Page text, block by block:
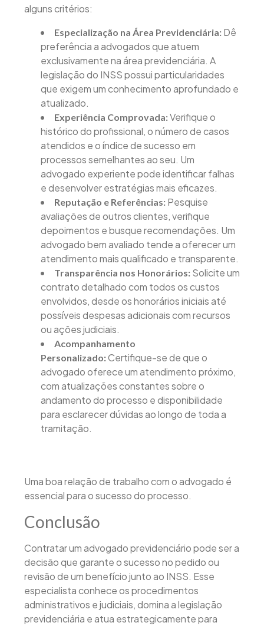
alguns critérios:
Especialização na Área Previdenciária: Dê
preferência a advogados que atuem
exclusivamente na área previdenciária. A
legislação do INSS possui particularidades
que exigem um conhecimento aprofundado e
atualizado.
Experiência Comprovada:Verifique o
histórico do profissional, o número de casos
atendidos e o índice de sucesso em
processos semelhantes ao seu. Um
advogado experiente pode identificar falhas
e desenvolver estratégias mais eficazes.
Reputação e Referências: Pesquise
avaliações de outros clientes, verifique
depoimentos e busque recomendações. Um
advogado bem avaliado tende a oferecer um
atendimento mais qualificado e transparente.
Transparência nos Honorários: Solicite um
contrato detalhado com todos os custos
envolvidos, desde os honorários iniciais até
possíveis despesas adicionais com recursos
ou ações judiciais.
Acompanhamento
Personalizado:Certifique-se de que o
advogado oferece um atendimento próximo,
com atualizações constantes sobre o
andamento do processo e disponibilidade
para esclarecer dúvidas ao longo de toda a
tramitação.
Uma boa relação de trabalho com o advogado é
essencial para o sucesso do processo.
Conclusão
Contratar um advogado previdenciário pode ser a
decisão que garante o sucesso no pedido ou
revisão de um benefício junto ao INSS. Esse
especialista conhece os procedimentos
administrativos e judiciais, domina a legislação
previdenciária e atua estrategicamente para